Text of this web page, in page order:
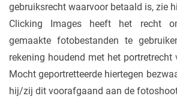
gebruiksrecht waarvoor betaald is, zie
Clicking Images heeft het recht
gemaakte fotobestanden te
rekening houdend met het portretrecht
Mocht geportretteerde hiertegen
hij/zij dit voorafgaand aan de